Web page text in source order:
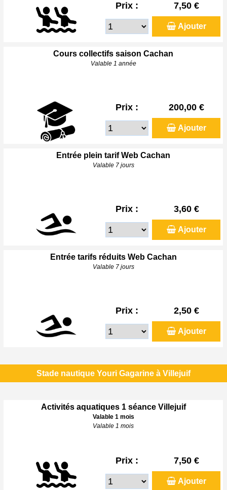
Prix : 7,50 €
Ajouter
Cours collectifs saison Cachan
Valable 1 année
Prix : 200,00 €
Ajouter
Entrée plein tarif Web Cachan
Valable 7 jours
Prix : 3,60 €
Ajouter
Entrée tarifs réduits Web Cachan
Valable 7 jours
Prix : 2,50 €
Ajouter
Stade nautique Youri Gagarine à Villejuif
Activités aquatiques 1 séance Villejuif
Valable 1 mois
Valable 1 mois
Prix : 7,50 €
Ajouter